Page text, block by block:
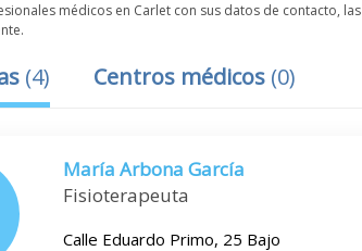
médicos en Carlet con sus datos de contacto,
(4) Centros médicos (0)
María Arbona García
Fisioterapeuta
Calle Eduardo Primo, 25 Bajo